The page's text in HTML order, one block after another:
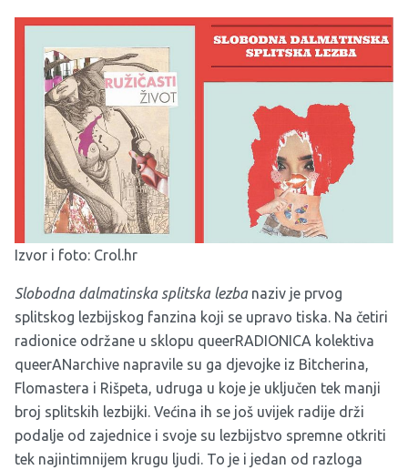
Izvor i foto: Crol.hr
Slobodna dalmatinska splitska lezbanaziv je prvog
splitskog lezbijskog fanzina koji se upravo tiska. Na četiri
radionice održane u sklopu queerRADIONICA kolektiva
queerANarchive napravile su ga djevojke iz Bitcherina,
Flomastera i Rišpeta, udruga u koje je uključen tek manji
broj splitskih lezbijki. Većina ih se još uvijek radije drži
podalje od zajednice i svoje su lezbijstvo spremne otkriti
tek najintimnijem krugu ljudi. To je i jedan od razloga